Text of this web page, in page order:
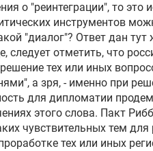
в Молдавии
референдум
проведет
о "реинтеграции", то это
инструментов
"диалог"? Ответ дан тут
следует отметить, что
тех или иных
а зря, - именно при
для дипломатии
этого слова. Пакт
чувствительных тем
тех или иных